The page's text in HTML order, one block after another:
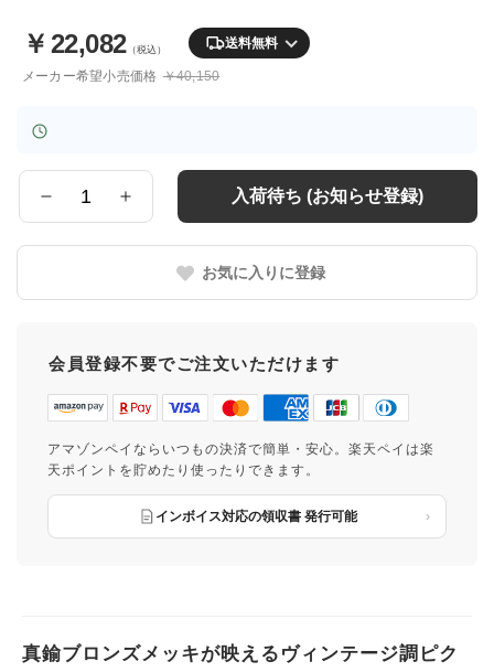
￥ 22,082（税込） 送料無料
メーカー希望小売価格 ￥40,150
量
入荷待ち (お知らせ登録)
お気に入りに登録
会員登録不要でご注文いただけます
アマゾンペイならいつもの決済で簡単・安心。楽天ペイは楽
天ポイントを貯めたり使ったりできます。
インボイス対応の領収書 発行可能
真鍮ブロンズメッキが映えるヴィンテージ調ピク